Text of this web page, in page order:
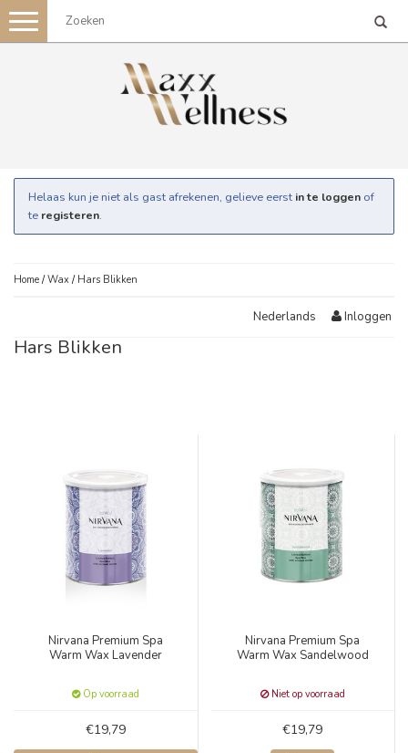
Toggle
navigation
Helaas kun je niet als gast afrekenen, gelieve eerst in te loggen of
te registeren.
Home /Wax / Hars Blikken
Nederlands Inloggen
Hars Blikken
Nirvana Premium Spa
Warm Wax Lavender
Op voorraad
€19,79
Nirvana Premium Spa
Warm Wax Sandelwood
Niet op voorraad
€19,79